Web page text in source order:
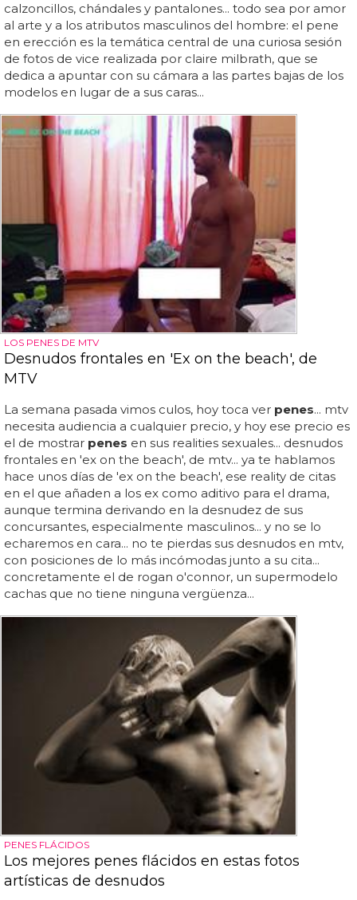
calzoncillos, chándales y pantalones... todo sea por amor
al arte y a los atributos masculinos del hombre: el pene
en erección es la temática central de una curiosa sesión
de fotos de vice realizada por claire milbrath, que se
dedica a apuntar con su cámara a las partes bajas de los
modelos en lugar de a sus caras...
LOS PENES DE MTV
Desnudos frontales en 'Ex on the beach', de
MTV
La semana pasada vimos culos, hoy toca ver penes... mtv
necesita audiencia a cualquier precio, y hoy ese precio es
el de mostrar penes en sus realities sexuales... desnudos
frontales en 'ex on the beach', de mtv... ya te hablamos
hace unos días de 'ex on the beach', ese reality de citas
en el que añaden a los ex como aditivo para el drama,
aunque termina derivando en la desnudez de sus
concursantes, especialmente masculinos... y no se lo
echaremos en cara... no te pierdas sus desnudos en mtv,
con posiciones de lo más incómodas junto a su cita...
concretamente el de rogan o'connor, un supermodelo
cachas que no tiene ninguna vergüenza...
PENES FLÁCIDOS
Los mejores penes flácidos en estas fotos
artísticas de desnudos